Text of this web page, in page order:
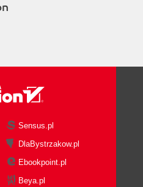
Sensus.pl
DlaBystrzakow.pl
Ebookpoint.pl
Beya.pl